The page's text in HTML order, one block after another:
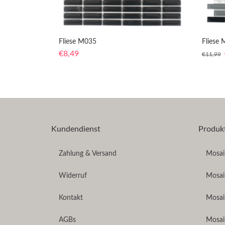
Fliese M035
€8,49
Fliese
€11,99
Kundendienst
Zahlung & Versand
Widerruf
Kontakt
AGBs